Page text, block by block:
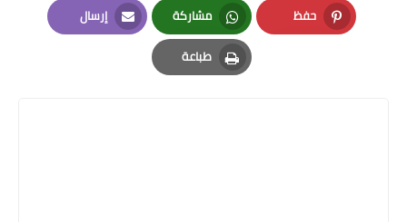
حفظ
Pinterest
مشاركة
Whatsapp
إرسال
Email
طباعة
Print